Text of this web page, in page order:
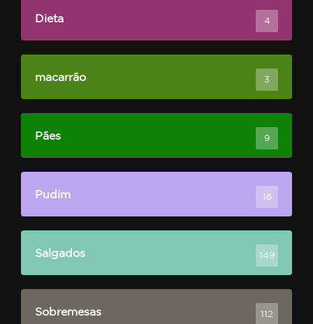
Dieta 4
macarrão 3
Pães 9
Pudim 16
Salgados 149
Sobremesas 112